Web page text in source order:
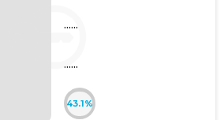
......
......
43.1%